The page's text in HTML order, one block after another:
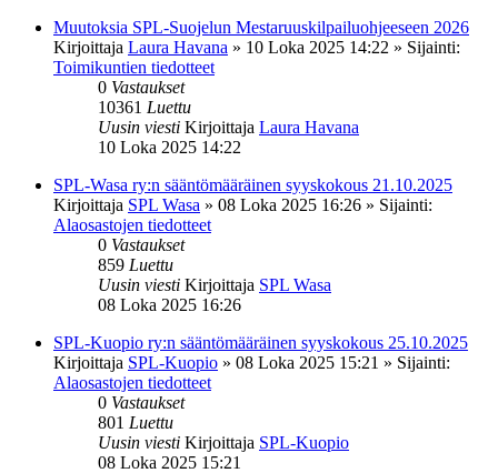
Muutoksia SPL-Suojelun Mestaruuskilpailuohjeeseen 2026
Kirjoittaja Laura Havana » 10 Loka 2025 14:22 » Sijainti:
Toimikuntien tiedotteet
0 Vastaukset
10361 Luettu
Uusin viesti Kirjoittaja Laura Havana
10 Loka 2025 14:22
SPL-Wasa ry:n sääntömääräinen syyskokous 21.10.2025
Kirjoittaja SPL Wasa » 08 Loka 2025 16:26 » Sijainti:
Alaosastojen tiedotteet
0 Vastaukset
859 Luettu
Uusin viesti Kirjoittaja SPL Wasa
08 Loka 2025 16:26
SPL-Kuopio ry:n sääntömääräinen syyskokous 25.10.2025
Kirjoittaja SPL-Kuopio » 08 Loka 2025 15:21 » Sijainti:
Alaosastojen tiedotteet
0 Vastaukset
801 Luettu
Uusin viesti Kirjoittaja SPL-Kuopio
08 Loka 2025 15:21